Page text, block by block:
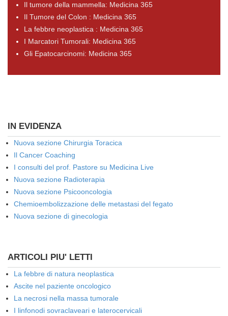
Il tumore della mammella: Medicina 365
Il Tumore del Colon : Medicina 365
La febbre neoplastica : Medicina 365
I Marcatori Tumorali: Medicina 365
Gli Epatocarcinomi: Medicina 365
IN EVIDENZA
Nuova sezione Chirurgia Toracica
Il Cancer Coaching
I consulti del prof. Pastore su Medicina Live
Nuova sezione Radioterapia
Nuova sezione Psicooncologia
Chemioembolizzazione delle metastasi del fegato
Nuova sezione di ginecologia
ARTICOLI PIU' LETTI
La febbre di natura neoplastica
Ascite nel paziente oncologico
La necrosi nella massa tumorale
I linfonodi sovraclaveari e laterocervicali